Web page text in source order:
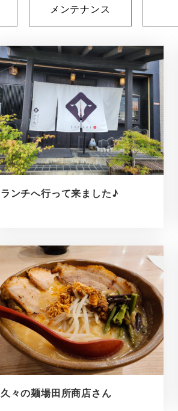
メンテナンス
ランチへ行って来ました♪
久々の麺場田所商店さん